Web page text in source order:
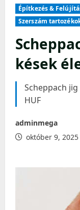
Építkezés &
Szerszám
kések
Scheppach
HUF
adminmega
október 9, 2025